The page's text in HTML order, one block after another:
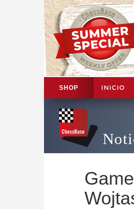
SHOP INICIO